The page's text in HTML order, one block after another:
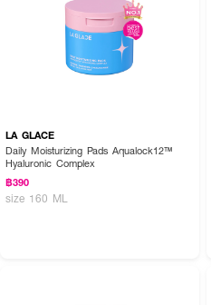
LA GLACE
Daily Moisturizing Pads Aqualock12™
Hyaluronic Complex
฿390
size 160 ML